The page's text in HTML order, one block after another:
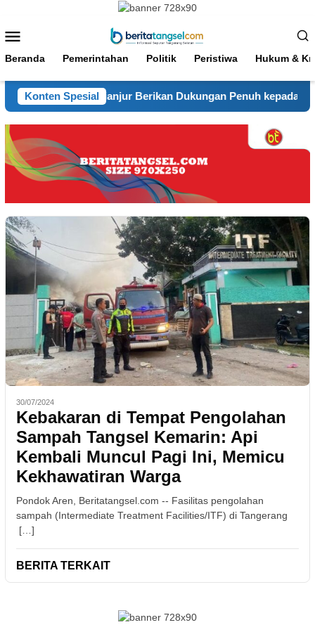
konten
Mobile
Beranda Pemerintahan Politik Peristiwa Hukum &
Konten Spesial
Kapolres Cianjur Berikan Dukungan Penuh kepada Tim
30/07/2024
Kebakaran di Tempat Pengolahan
Sampah Tangsel Kemarin: Api
Kembali Muncul Pagi Ini, Memicu
Kekhawatiran Warga
Pondok Aren, Beritatangsel.com -- Fasilitas pengolahan
sampah (Intermediate Treatment Facilities/ITF) di Tangerang
[…]
BERITA TERKAIT